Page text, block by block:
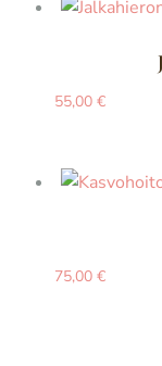
55,00 €
75,00 €